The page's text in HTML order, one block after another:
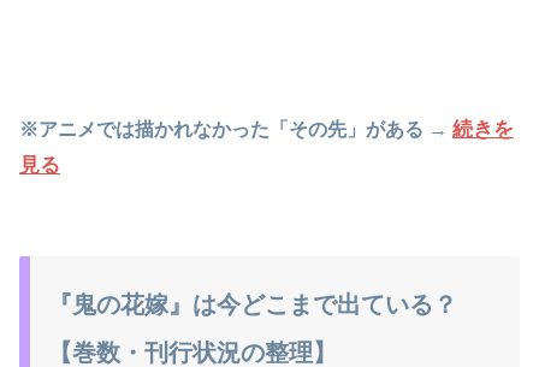
※アニメでは描かれなかった「その先」がある → 続きを
見る
『鬼の花嫁』は今どこまで出ている？
【巻数・刊行状況の整理】